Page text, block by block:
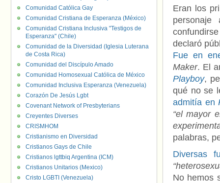
Eran los
declaró
Fue en
Maker. El
Playboy,
qué no se
admitía en
“el mayor
palabras,
Diversas
No hemos
Comunidad Católica Gay
Comunidad Cristiana de Esperanza (México)
Comunidad Cristiana Inclusiva "Testigos de
Esperanza" (Chile)
Comunidad de la Diversidad (Iglesia Luterana
de Costa Rica)
Comunidad del Discípulo Amado
Comunidad Homosexual Católica de México
Comunidad Inclusiva Esperanza (Venezuela)
Corazón De Jesús Lgbt
Covenant Network of Presbyterians
Creyentes Diverses
CRISMHOM
Cristianismo en Diversidad
Cristianos Gays de Chile
Cristianos lgttbiq Argentina (ICM)
Cristianos Unitarios (Mexico)
Cristo LGBTI (Venezuela)